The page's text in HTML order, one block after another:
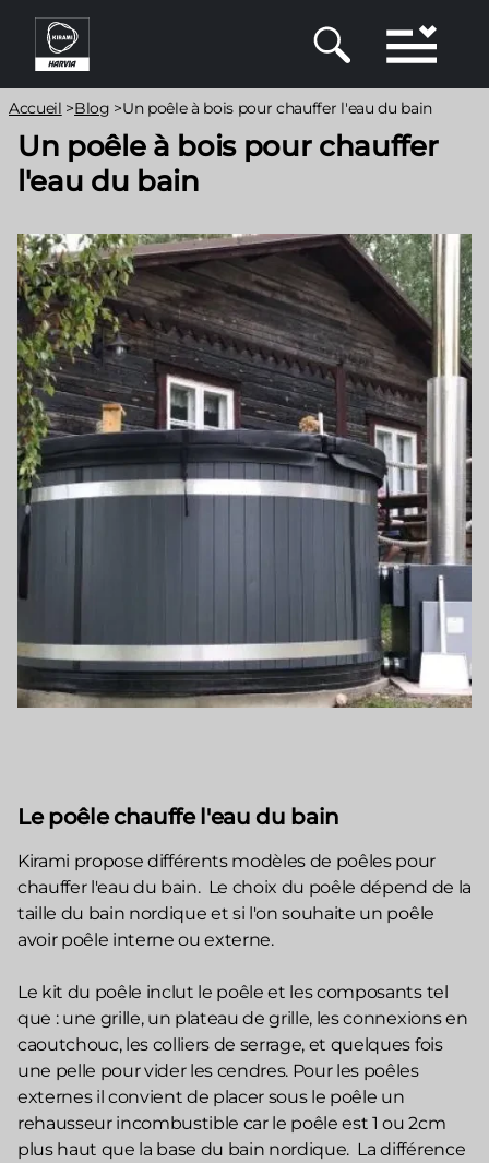
Aller
contenu
principal
Fil
d'Ariane
Accueil >Blog >Un poêle à bois pour chauffer l'eau du bain
Un poêle à bois pour chauffer
l'eau du bain
Le poêle chauffe l'eau du bain
Kirami propose différents modèles de poêles pour
chauffer l'eau du bain. Le choix du poêle dépend de la
taille du bain nordique et si l'on souhaite un poêle
avoir poêle interne ou externe.
Le kit du poêle inclut le poêle et les composants tel
que : une grille, un plateau de grille, les connexions en
caoutchouc, les colliers de serrage, et quelques fois
une pelle pour vider les cendres. Pour les poêles
externes il convient de placer sous le poêle un
rehausseur incombustible car le poêle est 1 ou 2cm
plus haut que la base du bain nordique. La différence